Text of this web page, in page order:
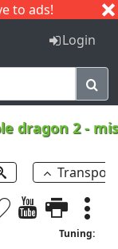
to ads!
I J
Login
dragon 2 -
Tuning: